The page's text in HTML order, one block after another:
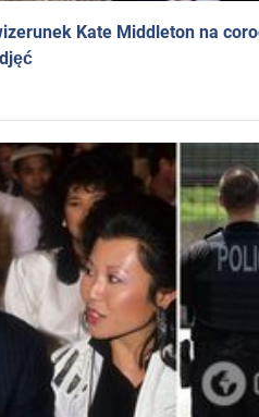
Kate Middleton na